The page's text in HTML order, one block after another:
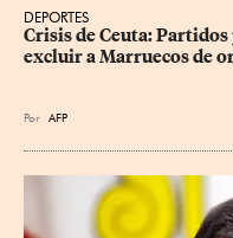
DEPORTES
Crisis de Ceuta:
excluir a Marruecos de
Por AFP